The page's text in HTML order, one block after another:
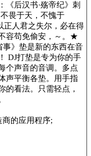
《后汉书·殇帝纪》刺
畏于天，不愧于
正人君之失尔，必在得
容苟免偷安，～。★
事》垫是新的东西在音
DJ打垫是专为你的手
个声音的音调。多点
声平衡各垫。用手指
的看法。只需轻点，
的应用程序;